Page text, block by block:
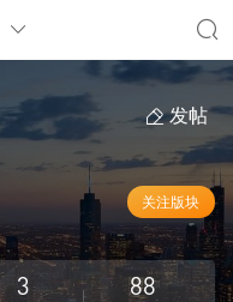
发帖
关注版块
3 88